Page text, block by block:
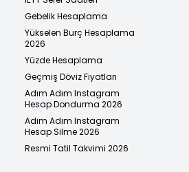
Gebelik Hesaplama
Yükselen Burç Hesaplama
2026
Yüzde Hesaplama
Geçmiş Döviz Fiyatları
Adım Adım Instagram
Hesap Dondurma 2026
Adım Adım Instagram
Hesap Silme 2026
Resmi Tatil Takvimi 2026